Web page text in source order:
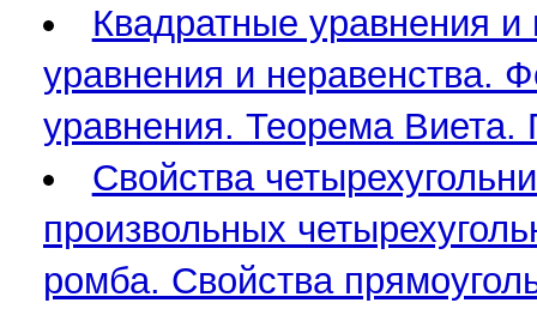
Квадратные уравнения
уравнения и неравенства.
уравнения. Теорема Виета.
Свойства
произвольных
ромба. Свойства